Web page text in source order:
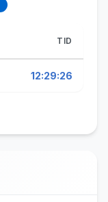
TID
12:29:26